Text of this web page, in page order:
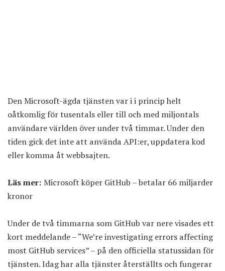
Den Microsoft-ägda tjänsten var i i princip helt
oåtkomlig för tusentals eller till och med miljontals
användare världen över under två timmar. Under den
tiden gick det inte att använda API:er, uppdatera kod
eller komma åt webbsajten.
Läs mer: Microsoft köper GitHub – betalar 66 miljarder
kronor
Under de två timmarna som GitHub var nere visades ett
kort meddelande – “We’re investigating errors affecting
most GitHub services” – på den officiella statussidan för
tjänsten. Idag har alla tjänster återställts och fungerar